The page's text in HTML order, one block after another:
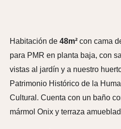
Habitación de 48m² con cama
para PMR en planta baja, con
vistas al jardín y a nuestro
Patrimonio Histórico de la
Cultural. Cuenta con un baño
mármol Onix y terraza